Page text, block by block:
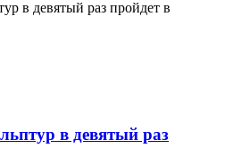
в девятый раз